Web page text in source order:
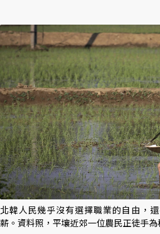
北韓人民幾乎沒有選擇職業的自由，
薪。資料照，平壤近郊一位農民正徒手